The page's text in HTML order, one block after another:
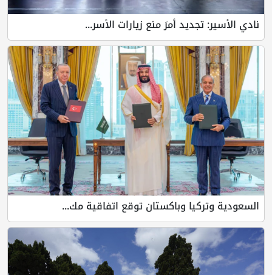
نادي الأسير: تجديد أمرَ منع زيارات الأسر...
السعودية وتركيا وباكستان توقع اتفاقية مك...